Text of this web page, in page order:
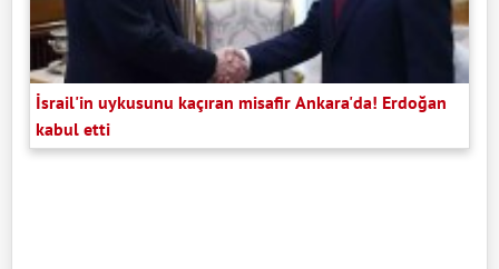
İsrail'in uykusunu kaçıran misafir Ankara'da! Erdoğan
kabul etti